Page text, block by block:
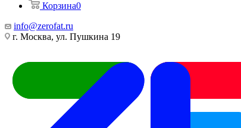
Корзина0
info@zerofat.ru
г. Москва, ул. Пушкина 19